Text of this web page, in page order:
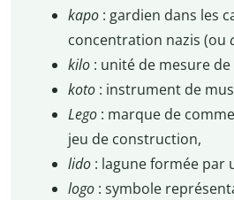
kapo : gardien dans les
concentration nazis (ou
kilo : unité de mesure de
koto : instrument de
Lego : marque de
jeu de construction,
lido : lagune formée par
logo : symbole